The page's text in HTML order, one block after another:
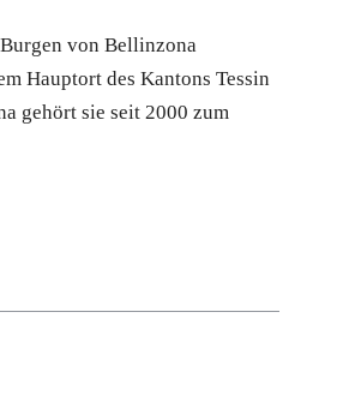
von Bellinzona
Hauptort des Kantons Tessin
gehört sie seit 2000 zum